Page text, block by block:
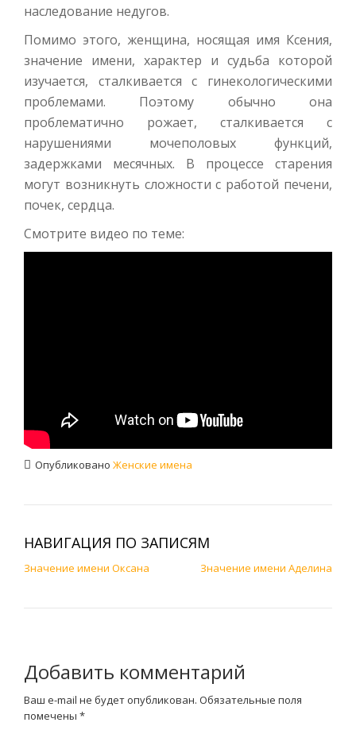
наследование недугов.
Помимо этого, женщина, носящая имя Ксения,
значение имени, характер и судьба которой
изучается, сталкивается с гинекологическими
проблемами. Поэтому обычно она
проблематично рожает, сталкивается с
нарушениями мочеполовых функций,
задержками месячных. В процессе старения
могут возникнуть сложности с работой печени,
почек, сердца.
Смотрите видео по теме:
Опубликовано Женские имена
НАВИГАЦИЯ ПО ЗАПИСЯМ
Значение имени Оксана Значение имени Аделина
Добавить комментарий
Ваш e-mail не будет опубликован. Обязательные поля
помечены *